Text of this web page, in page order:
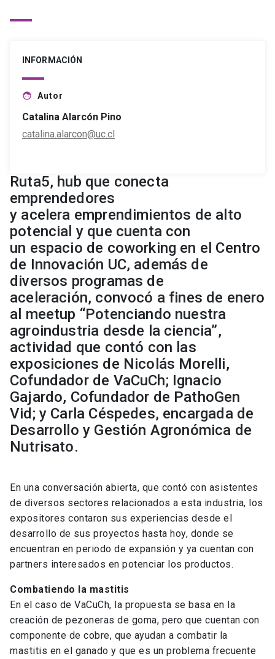
INFORMACIÓN
face Autor
Catalina Alarcón Pino
catalina.alarcon@uc.cl
Ruta5, hub que conecta
emprendedores
y acelera emprendimientos de alto
potencial y que cuenta con
un espacio de coworking en el Centro
de Innovación UC, además de
diversos programas de
aceleración, convocó a fines de enero
al meetup “Potenciando nuestra
agroindustria desde la ciencia”,
actividad que contó con las
exposiciones de Nicolás Morelli,
Cofundador de VaCuCh; Ignacio
Gajardo, Cofundador de PathoGen
Vid; y Carla Céspedes, encargada de
Desarrollo y Gestión Agronómica de
Nutrisato.
En una conversación abierta, que contó con asistentes
de diversos sectores relacionados a esta industria, los
expositores contaron sus experiencias desde el
desarrollo de sus proyectos hasta hoy, donde se
encuentran en periodo de expansión y ya cuentan con
partners interesados en potenciar los productos.
Combatiendo la mastitis
En el caso de VaCuCh, la propuesta se basa en la
creación de pezoneras de goma, pero que cuentan con
componente de cobre, que ayudan a combatir la
mastitis en el ganado y que es un problema frecuente